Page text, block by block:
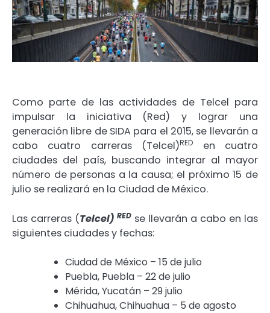
Como parte de las actividades de Telcel para
impulsar la iniciativa (Red) y lograr una
generación libre de SIDA para el 2015, se llevarán a
cabo cuatro carreras (Telcel)RED
en cuatro
ciudades del país, buscando integrar al mayor
número de personas a la causa; el próximo 15 de
julio se realizará en la Ciudad de México.
Las carreras (Telcel) RED se llevarán a cabo en las
siguientes ciudades y fechas:
Ciudad de México – 15 de julio
Puebla, Puebla – 22 de julio
Mérida, Yucatán – 29 julio
Chihuahua, Chihuahua – 5 de agosto